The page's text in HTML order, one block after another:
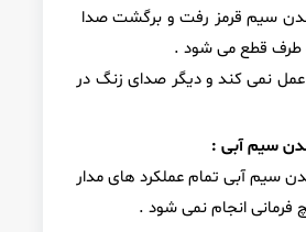
سیم قرمز رفت و برگشت صدا
طرف قطع می شود .
عمل نمی کند و دیگر صدای زنگ در
سیم آبی :
سیم آبی تمام عملکرد های مدار
انجام نمی شود .